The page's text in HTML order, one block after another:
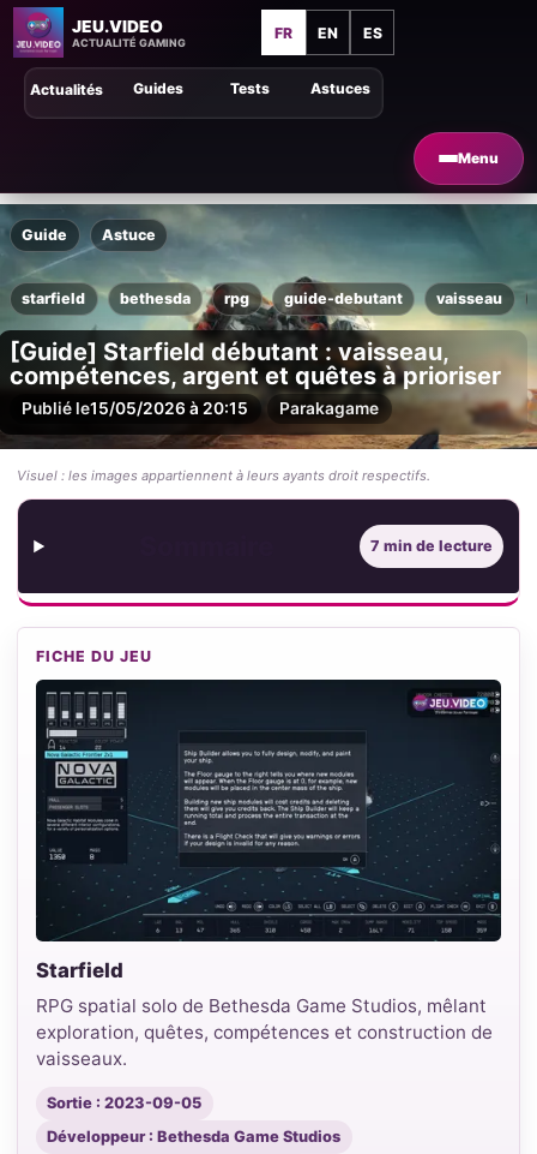
JEU.VIDEO
ACTUALITÉ GAMING
FR EN ES
Menu
Astuces
Guides Tests
Actualités
Guide Astuce
starfield bethesda rpg guide-debutant vaisseau
[Guide] Starfield débutant : vaisseau,
compétences, argent et quêtes à prioriser
Publié le15/05/2026 à 20:15 Parakagame
Visuel : les images appartiennent à leurs ayants droit respectifs.
7 min de lecture
FICHE DU JEU
Starfield
RPG spatial solo de Bethesda Game Studios, mêlant
exploration, quêtes, compétences et construction de
vaisseaux.
Sortie : 2023-09-05
Développeur : Bethesda Game Studios